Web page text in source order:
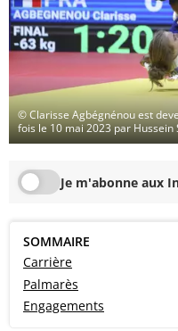
© Clarisse Agbégnénou est
fois le 10 mai 2023 par Hussein
Je m'abonne aux
SOMMAIRE
Carrière
Palmarès
Engagements